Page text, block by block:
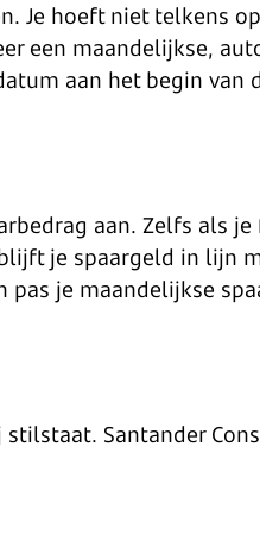
Je hoeft niet telkens
een maandelijkse,
aan het begin van
aan. Zelfs als
je spaargeld in lijn
je maandelijkse
Santander